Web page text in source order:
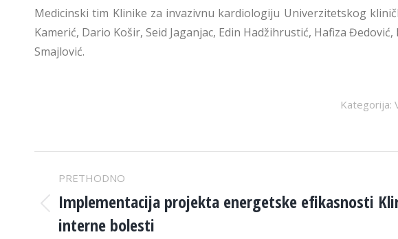
Medicinski tim Klinike za invazivnu kardiologiju Univerzitetskog
Kamerić, Dario Košir, Seid Jaganjac, Edin Hadžihrustić, Hafiza
Smajlović.
Kategorija:
POST
NAVIGATION
PRETHODNO
Previous
post:
Implementacija projekta energetske efikasnosti
interne bolesti